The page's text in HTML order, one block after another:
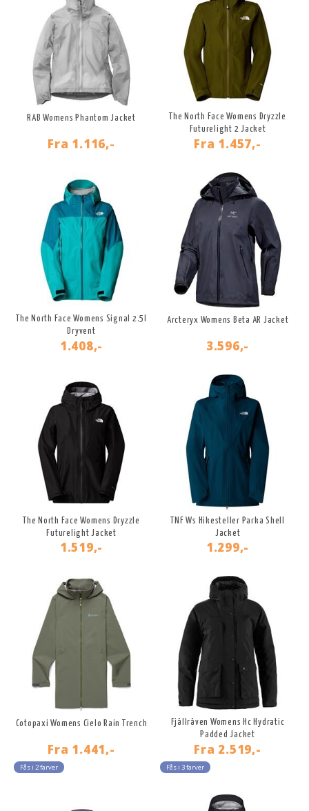
RAB Womens Phantom Jacket
Fra 1.116,-
The North Face Womens Dryzzle
Futurelight 2 Jacket
Fra 1.457,-
The North Face Womens Signal 2.5l
Dryvent
1.408,-
Arcteryx Womens Beta AR Jacket
3.596,-
The North Face Womens Dryzzle
Futurelight Jacket
1.519,-
TNF Ws Hikesteller Parka Shell
Jacket
1.299,-
Cotopaxi Womens Cielo Rain Trench
Fra 1.441,-
Fås i 2 farver
Fjällräven Womens Hc Hydratic
Padded Jacket
Fra 2.519,-
Fås i 3 farver